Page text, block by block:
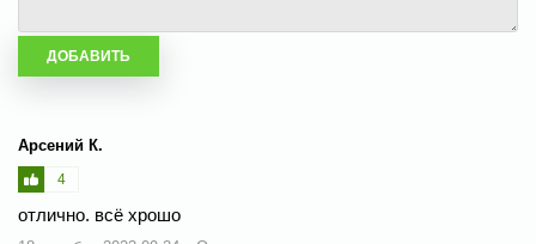
Арсений К.
4
отлично. всё хрошо